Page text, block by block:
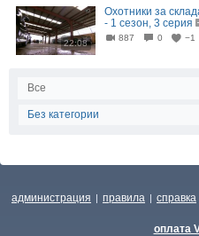
22:08
Охотники за
- 1 сезон, 3 серия
887 0 −1
Все
Без категории
администрация | правила | справка
оплата